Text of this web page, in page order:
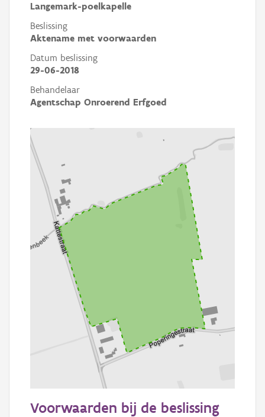
Langemark-poelkapelle
Beslissing
Aktename met voorwaarden
Datum beslissing
29-06-2018
Behandelaar
Agentschap Onroerend Erfgoed
Informatie Vlaanderen
Voorwaarden bij de beslissing